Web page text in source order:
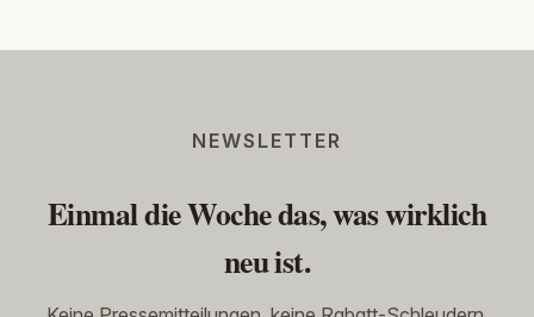
NEWSLETTER
Einmal die Woche das, was wirklich
neu ist.